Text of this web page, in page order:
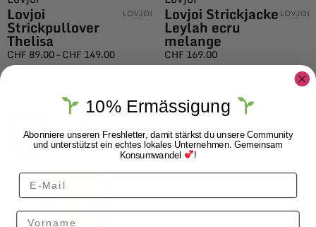
Lovjoi
Strickpullover
Thelisa
CHF 89.00–CHF 149.00
Lovjoi Strickjacke
Leylah ecru
melange
CHF 169.00
10% Ermässigung
Abonniere unseren Freshletter, damit stärkst du unsere Community
und unterstützst ein echtes lokales Unternehmen. Gemeinsam
Konsumwandel !
Vorname